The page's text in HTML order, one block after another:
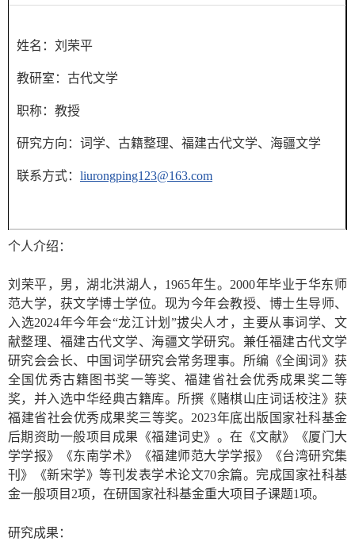
姓名： 刘荣平
教研室： 古代文学
职称： 教授
研究方向： 词学、古籍整理、福建古代文学、海疆文学
联系方式： liurongping123@163.com
个人介绍：
刘荣平，男，湖北洪湖人，1965年生。2000年毕业于华东师
范大学，获文学博士学位。现为今年会教授、博士生导师、
入选2024年今年会“龙江计划”拔尖人才，主要从事词学、文
献整理、福建古代文学、海疆文学研究。兼任福建古代文学
研究会会长、中国词学研究会常务理事。所编《全闽词》获
全国优秀古籍图书奖一等奖、福建省社会优秀成果奖二等
奖，并入选中华经典古籍库。所撰《赌棋山庄词话校注》获
福建省社会优秀成果奖三等奖。2023年底出版国家社科基金
后期资助一般项目成果《福建词史》。在《文献》《厦门大
学学报》《东南学术》《福建师范大学学报》《台湾研究集
刊》《新宋学》等刊发表学术论文70余篇。完成国家社科基
金一般项目2项，在研国家社科基金重大项目子课题1项。
研究成果：